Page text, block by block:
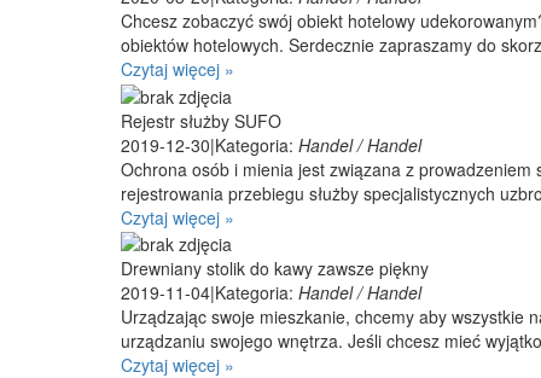
Chcesz zobaczyć swój obiekt hotelowy
obiektów hotelowych. Serdecznie zapraszamy do
Czytaj więcej »
Rejestr służby SUFO
2019-12-30|Kategoria: Handel / Handel
Ochrona osób i mienia jest związana z
rejestrowania przebiegu służby specjalistycznych
Czytaj więcej »
Drewniany stolik do kawy zawsze piękny
2019-11-04|Kategoria: Handel / Handel
Urządzając swoje mieszkanie, chcemy aby wszystkie
urządzaniu swojego wnętrza. Jeśli chcesz mieć
Czytaj więcej »